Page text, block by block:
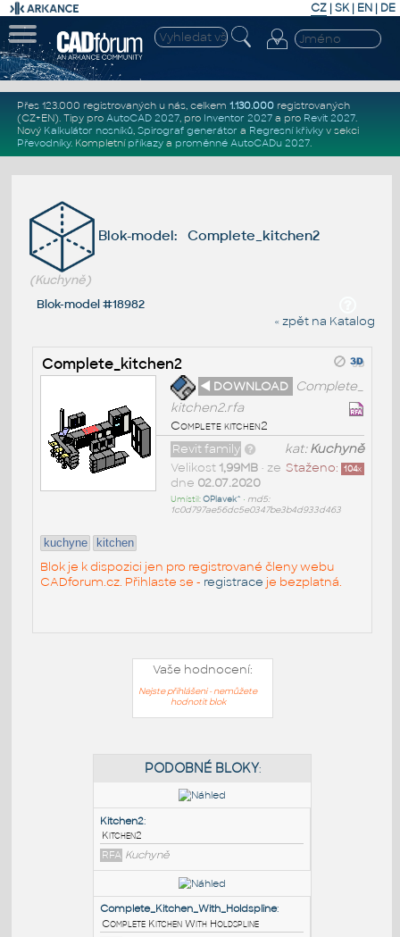
CZ | SK| EN | DE
Přes 123.000 registrovaných u nás, celkem 1.130.000registrovaných
(CZ+EN). Tipy pro AutoCAD 2027, pro Inventor 2027a pro Revit 2027.
Nový Kalkulátor nosníků, Spirograf generátor a Regresní křivkyv sekci
Převodníky. Kompletní příkazya proměnné AutoCADu 2027.
Blok-model: Complete_kitchen2
(Kuchyně)
Blok-model #18982
« zpět na Katalog
Complete_kitchen2
◄ DOWNLOAD Complete_
kitchen2.rfa
Complete kitchen2
kat:Kuchyně
Revit family
Staženo: 104x
Velikost 1,99MB• ze
dne 02.07.2020
Umístil:OPlavek^ • md5:
1c0d797ae56dc5e0347be3b4d933d463
kuchyne kitchen
Blok je k dispozici jen pro registrované členy webu
CADforum.cz. Přihlaste se - registrace je bezplatná.
Vaše hodnocení:
Nejste přihlášeni - nemůžete
hodnotit blok
PODOBNÉ BLOKY